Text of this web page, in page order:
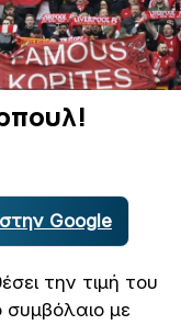
Google
την τιμή του
συμβόλαιο με